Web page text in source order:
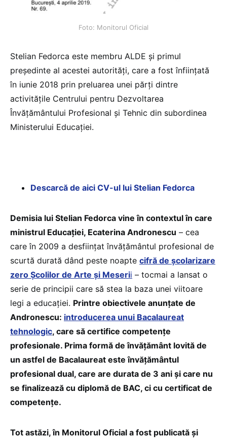
Foto: Monitorul Oficial
Stelian Fedorca este membru ALDE și primul
președinte al acestei autorități, care a fost înființată
în iunie 2018 prin preluarea unei părți dintre
activitățile Centrului pentru Dezvoltarea
Învățământului Profesional și Tehnic din subordinea
Ministerului Educației.
Descarcă de aici CV-ul lui Stelian Fedorca
Demisia lui Stelian Fedorca vine în contextul în care
ministrul Educației, Ecaterina Andronescu – cea
care în 2009 a desființat învățământul profesional de
scurtă durată dând peste noapte cifră de școlarizare
zero Școlilor de Arte și Meserii – tocmai a lansat o
serie de principii care să stea la baza unei viitoare
legi a educației. Printre obiectivele anunțate de
Andronescu: introducerea unui Bacalaureat
tehnologic, care să certifice competențe
profesionale. Prima formă de învățământ lovită de
un astfel de Bacalaureat este învățământul
profesional dual, care are durata de 3 ani și care nu
se finalizează cu diplomă de BAC, ci cu certificat de
competențe.
Tot astăzi, în Monitorul Oficial a fost publicată și